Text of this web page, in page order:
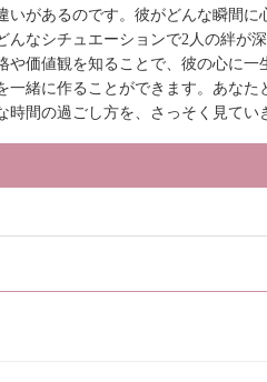
いがあるのです。彼がどんな瞬間に
んなシチュエーションで2人の絆が
や価値観を知ることで、彼の心に一
一緒に作ることができます。あなた
時間の過ごし方を、さっそく見てい